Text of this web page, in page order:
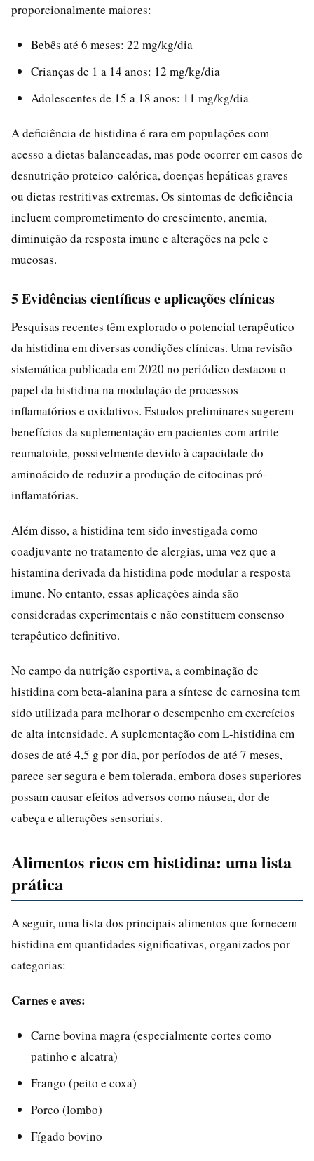
proporcionalmente maiores:
Bebês até 6 meses: 22 mg/kg/dia
Crianças de 1 a 14 anos: 12 mg/kg/dia
Adolescentes de 15 a 18 anos: 11 mg/kg/dia
A deficiência de histidina é rara em populações com
acesso a dietas balanceadas, mas pode ocorrer em casos de
desnutrição proteico-calórica, doenças hepáticas graves
ou dietas restritivas extremas. Os sintomas de deficiência
incluem comprometimento do crescimento, anemia,
diminuição da resposta imune e alterações na pele e
mucosas.
5 Evidências científicas e aplicações clínicas
Pesquisas recentes têm explorado o potencial terapêutico
da histidina em diversas condições clínicas. Uma revisão
sistemática publicada em 2020 no periódico destacou o
papel da histidina na modulação de processos
inflamatórios e oxidativos. Estudos preliminares sugerem
benefícios da suplementação em pacientes com artrite
reumatoide, possivelmente devido à capacidade do
aminoácido de reduzir a produção de citocinas pró-
inflamatórias.
Além disso, a histidina tem sido investigada como
coadjuvante no tratamento de alergias, uma vez que a
histamina derivada da histidina pode modular a resposta
imune. No entanto, essas aplicações ainda são
consideradas experimentais e não constituem consenso
terapêutico definitivo.
No campo da nutrição esportiva, a combinação de
histidina com beta-alanina para a síntese de carnosina tem
sido utilizada para melhorar o desempenho em exercícios
de alta intensidade. A suplementação com L-histidina em
doses de até 4,5 g por dia, por períodos de até 7 meses,
parece ser segura e bem tolerada, embora doses superiores
possam causar efeitos adversos como náusea, dor de
cabeça e alterações sensoriais.
Alimentos ricos em histidina: uma lista
prática
A seguir, uma lista dos principais alimentos que fornecem
histidina em quantidades significativas, organizados por
categorias:
Carnes e aves:
Carne bovina magra (especialmente cortes como
patinho e alcatra)
Frango (peito e coxa)
Porco (lombo)
Fígado bovino